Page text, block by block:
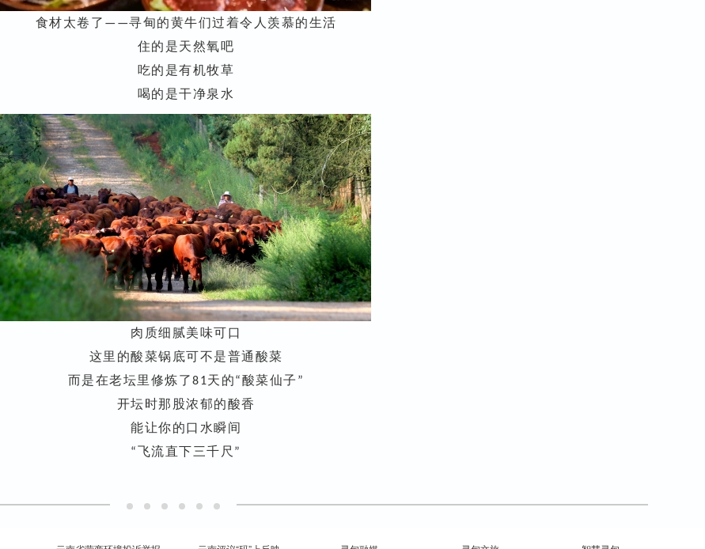
食材太卷了 ——寻甸的黄牛们过着令人羡慕的生活
住的是天然氧吧
吃的是有机牧草
喝的是干净泉水
肉质细腻美味可口
这里的酸菜锅底可不是普通酸菜
而是在老坛里修炼了81天的“酸菜仙子 ”
开坛时那股浓郁的酸香
能让你的口水瞬间
“飞流直下三千尺 ”